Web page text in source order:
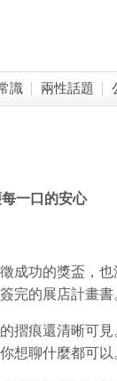
識 兩性話題
一口的安心
成功的獎盃，也
完的展店計畫書
摺痕還清晰可
想聊什麼都可以